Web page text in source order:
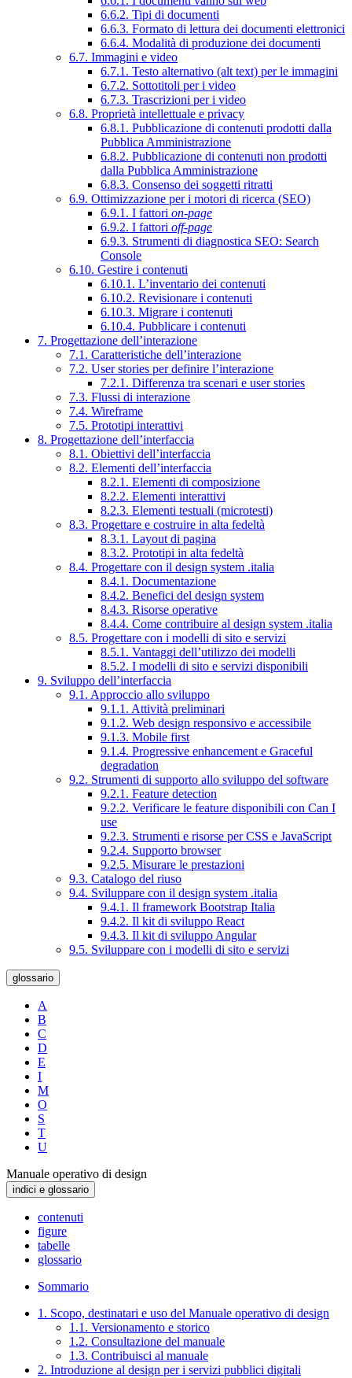
6.6.2. Tipi di documenti
6.6.3. Formato di lettura dei documenti elettronici
6.6.4. Modalità di produzione dei documenti
6.7. Immagini e video
6.7.1. Testo alternativo (alt text) per le immagini
6.7.2. Sottotitoli per i video
6.7.3. Trascrizioni per i video
6.8. Proprietà intellettuale e privacy
6.8.1. Pubblicazione di contenuti prodotti dalla
Pubblica Amministrazione
6.8.2. Pubblicazione di contenuti non prodotti
dalla Pubblica Amministrazione
6.8.3. Consenso dei soggetti ritratti
6.9. Ottimizzazione per i motori di ricerca (SEO)
6.9.1. I fattori on-page
6.9.2. I fattori off-page
6.9.3. Strumenti di diagnostica SEO: Search
Console
6.10. Gestire i contenuti
6.10.1. L’inventario dei contenuti
6.10.2. Revisionare i contenuti
6.10.3. Migrare i contenuti
6.10.4. Pubblicare i contenuti
7. Progettazione dell’interazione
7.1. Caratteristiche dell’interazione
7.2. User stories per definire l’interazione
7.2.1. Differenza tra scenari e user stories
7.3. Flussi di interazione
7.4. Wireframe
7.5. Prototipi interattivi
8. Progettazione dell’interfaccia
8.1. Obiettivi dell’interfaccia
8.2. Elementi dell’interfaccia
8.2.1. Elementi di composizione
8.2.2. Elementi interattivi
8.2.3. Elementi testuali (microtesti)
8.3. Progettare e costruire in alta fedeltà
8.3.1. Layout di pagina
8.3.2. Prototipi in alta fedeltà
8.4. Progettare con il design system .italia
8.4.1. Documentazione
8.4.2. Benefici del design system
8.4.3. Risorse operative
8.4.4. Come contribuire al design system .italia
8.5. Progettare con i modelli di sito e servizi
8.5.1. Vantaggi dell’utilizzo dei modelli
8.5.2. I modelli di sito e servizi disponibili
9. Sviluppo dell’interfaccia
9.1. Approccio allo sviluppo
9.1.1. Attività preliminari
9.1.2. Web design responsivo e accessibile
9.1.3. Mobile first
9.1.4. Progressive enhancement e Graceful
degradation
9.2. Strumenti di supporto allo sviluppo del software
9.2.1. Feature detection
9.2.2. Verificare le feature disponibili con Can I
use
9.2.3. Strumenti e risorse per CSS e JavaScript
9.2.4. Supporto browser
9.2.5. Misurare le prestazioni
9.3. Catalogo del riuso
9.4. Sviluppare con il design system .italia
9.4.1. Il framework Bootstrap Italia
9.4.2. Il kit di sviluppo React
9.4.3. Il kit di sviluppo Angular
9.5. Sviluppare con i modelli di sito e servizi
glossario
A
B
C
D
E
I
M
O
S
T
U
Manuale operativo di design
indici e glossario
contenuti
figure
tabelle
glossario
Sommario
1. Scopo, destinatari e uso del Manuale operativo di design
1.1. Versionamento e storico
1.2. Consultazione del manuale
1.3. Contribuisci al manuale
2. Introduzione al design per i servizi pubblici digitali